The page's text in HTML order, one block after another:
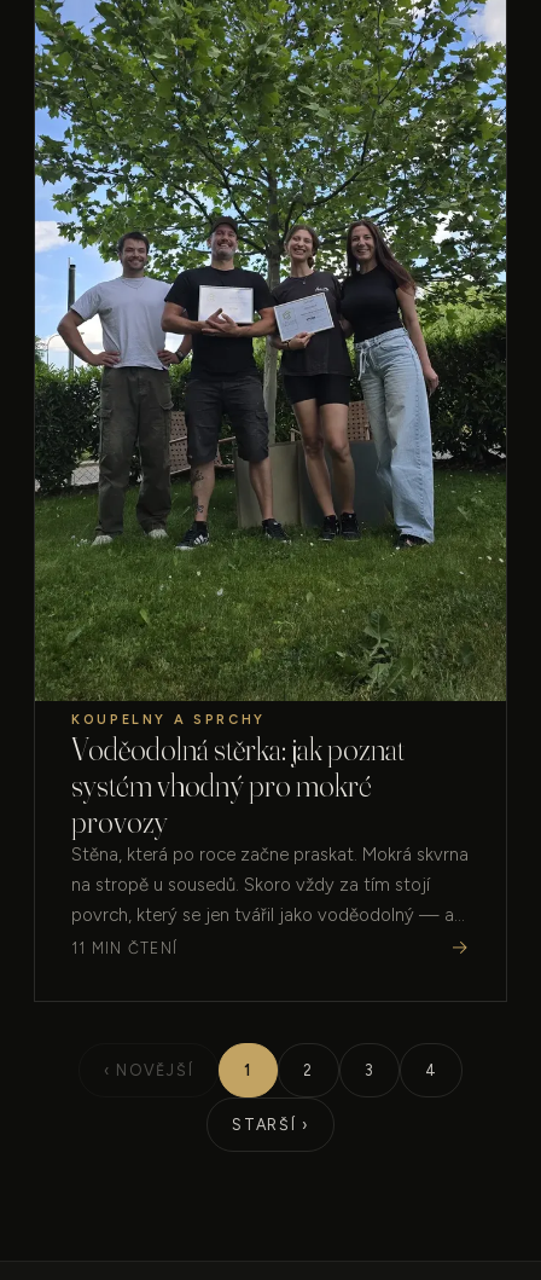
KOUPELNY A SPRCHY
Voděodolná stěrka: jak poznat
systém vhodný pro mokré
provozy
Stěna, která po roce začne praskat. Mokrá skvrna
na stropě u sousedů. Skoro vždy za tím stojí
povrch, který se jen tvářil jako voděodolný — a
nikdy jím nebyl.…
11 MIN ČTENÍ →
‹ NOVĚJŠÍ 1 2 3 4
STARŠÍ ›